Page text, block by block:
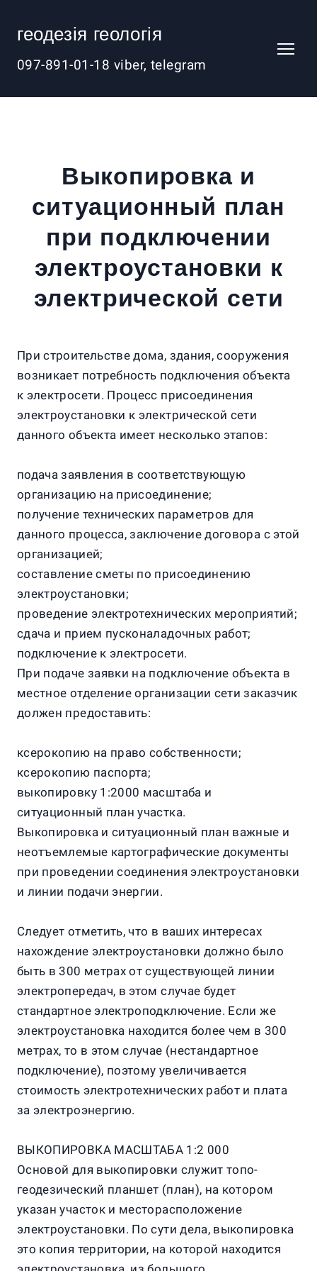
геодезія геологія
097-891-01-18 viber, telegram
Выкопировка и
ситуационный план
при подключении
электроустановки к
электрической сети
При строительстве дома, здания, сооружения
возникает потребность подключения объекта
к электросети. Процесс присоединения
электроустановки к электрической сети
данного объекта имеет несколько этапов:
подача заявления в соответствующую
организацию на присоединение;
получение технических параметров для
данного процесса, заключение договора с этой
организацией;
составление сметы по присоединению
электроустановки;
проведение электротехнических мероприятий;
сдача и прием пусконаладочных работ;
подключение к электросети.
При подаче заявки на подключение объекта в
местное отделение организации сети заказчик
должен предоставить:
ксерокопию на право собственности;
ксерокопию паспорта;
выкопировку 1:2000 масштаба и
ситуационный план участка.
Выкопировка и ситуационный план важные и
неотъемлемые картографические документы
при проведении соединения электроустановки
и линии подачи энергии.
Следует отметить, что в ваших интересах
нахождение электроустановки должно было
быть в 300 метрах от существующей линии
электропередач, в этом случае будет
стандартное электроподключение. Если же
электроустановка находится более чем в 300
метрах, то в этом случае (нестандартное
подключение), поэтому увеличивается
стоимость электротехнических работ и плата
за электроэнергию.
ВЫКОПИРОВКА МАСШТАБА 1:2 000
Основой для выкопировки служит топо-
геодезический планшет (план), на котором
указан участок и месторасположение
электроустановки. По сути дела, выкопировка
это копия территории, на которой находится